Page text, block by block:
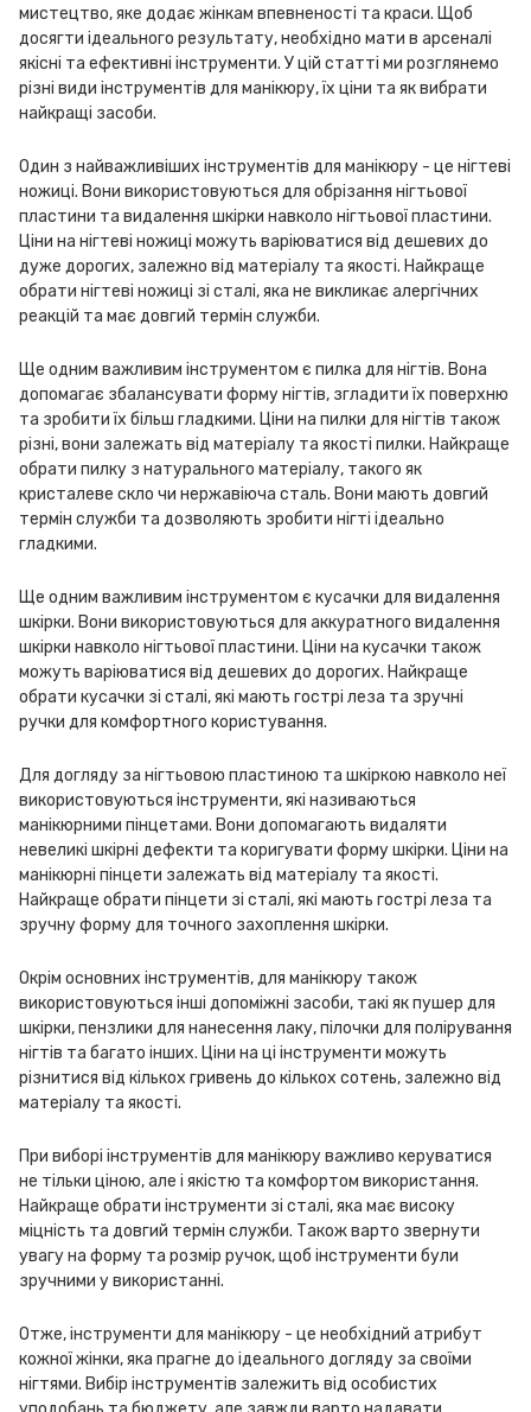
мистецтво, яке додає жінкам впевненості та краси. Щоб
досягти ідеального результату, необхідно мати в арсеналі
якісні та ефективні інструменти. У цій статті ми розглянемо
різні види інструментів для манікюру, їх ціни та як вибрати
найкращі засоби.
Один з найважливіших інструментів для манікюру - це нігтеві
ножиці. Вони використовуються для обрізання нігтьової
пластини та видалення шкірки навколо нігтьової пластини.
Ціни на нігтеві ножиці можуть варіюватися від дешевих до
дуже дорогих, залежно від матеріалу та якості. Найкраще
обрати нігтеві ножиці зі сталі, яка не викликає алергічних
реакцій та має довгий термін служби.
Ще одним важливим інструментом є пилка для нігтів. Вона
допомагає збалансувати форму нігтів, згладити їх поверхню
та зробити їх більш гладкими. Ціни на пилки для нігтів також
різні, вони залежать від матеріалу та якості пилки. Найкраще
обрати пилку з натурального матеріалу, такого як
кристалеве скло чи нержавіюча сталь. Вони мають довгий
термін служби та дозволяють зробити нігті ідеально
гладкими.
Ще одним важливим інструментом є кусачки для видалення
шкірки. Вони використовуються для аккуратного видалення
шкірки навколо нігтьової пластини. Ціни на кусачки також
можуть варіюватися від дешевих до дорогих. Найкраще
обрати кусачки зі сталі, які мають гострі леза та зручні
ручки для комфортного користування.
Для догляду за нігтьовою пластиною та шкіркою навколо неї
використовуються інструменти, які називаються
манікюрними пінцетами. Вони допомагають видаляти
невеликі шкірні дефекти та коригувати форму шкірки. Ціни на
манікюрні пінцети залежать від матеріалу та якості.
Найкраще обрати пінцети зі сталі, які мають гострі леза та
зручну форму для точного захоплення шкірки.
Окрім основних інструментів, для манікюру також
використовуються інші допоміжні засоби, такі як пушер для
шкірки, пензлики для нанесення лаку, пілочки для полірування
нігтів та багато інших. Ціни на ці інструменти можуть
різнитися від кількох гривень до кількох сотень, залежно від
матеріалу та якості.
При виборі інструментів для манікюру важливо керуватися
не тільки ціною, але і якістю та комфортом використання.
Найкраще обрати інструменти зі сталі, яка має високу
міцність та довгий термін служби. Також варто звернути
увагу на форму та розмір ручок, щоб інструменти були
зручними у використанні.
Отже, інструменти для манікюру - це необхідний атрибут
кожної жінки, яка прагне до ідеального догляду за своїми
нігтями. Вибір інструментів залежить від особистих